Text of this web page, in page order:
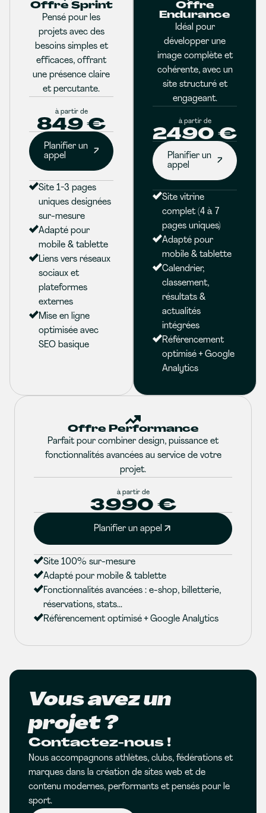
Offre Sprint
Pensé pour les
projets avec des
besoins simples et
efficaces, offrant
une présence claire
et percutante.
à partir de
849 €
Planifier un
appel
Site 1-3 pages
uniques designées
sur-mesure
Adapté pour
mobile & tablette
Liens vers réseaux
sociaux et
plateformes
externes
Mise en ligne
optimisée avec
SEO basique
Offre
Endurance
Idéal pour
développer une
image complète et
cohérente, avec un
site structuré et
engageant.
à partir de
2490 €
Planifier un
appel
Site vitrine
complet (4 à 7
pages uniques)
Adapté pour
mobile & tablette
Calendrier,
classement,
résultats &
actualités
intégrées
Référencement
optimisé + Google
Analytics
Offre Performance
Parfait pour combiner design, puissance et
fonctionnalités avancées au service de votre
projet.
à partir de
3990 €
Planifier un appel
Site 100% sur-mesure
Adapté pour mobile & tablette
Fonctionnalités avancées : e-shop, billetterie,
réservations, stats...
Référencement optimisé + Google Analytics
Vous avez un
projet ?
Contactez-nous !
Nous accompagnons athlètes, clubs, fédérations et
marques dans la création de sites web et de
contenu modernes, performants et pensés pour le
sport.